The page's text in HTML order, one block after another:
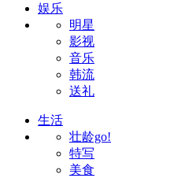
娱乐
明星
影视
音乐
韩流
送礼
生活
壮龄go!
特写
美食